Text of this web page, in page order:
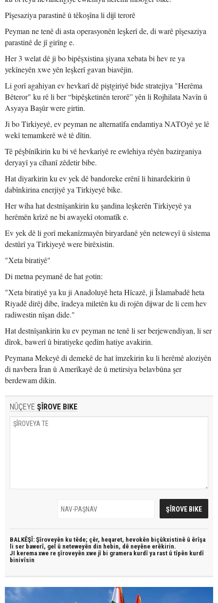
Pîşesaziya parastinê û têkoşîna li dijî terorê
Peyman ne tenê di asta operasyonên leşkerî de, di warê pîşesaziya
parastinê de jî girîng e.
Her 3 welat dê ji bo bipêşxistina şiyana xebata bi hev re ya
yekîneyên xwe yên leşkerî gavan biavêjin.
Li gorî agahiyan ev hevkarî dê piştgiriyê bide stratejiya "Herêma
Bêteror" ku rê li ber “bipêşketinên terorê” yên li Rojhilata Navîn û
Asyaya Başûr were girtin.
Ji bo Tirkiyeyê, ev peyman ne alternatîfa endamtiya NATOyê ye lê
wekî temamkerê wê tê dîtin.
Tê pêşbînîkirin ku bi vê hevkariyê re ewlehiya rêyên bazirganiya
deryayî ya cîhanî zêdetir bibe.
Hat diyarkirin ku ev yek dê bandoreke erênî li hinardekirin û
dabînkirina enerjiyê ya Tirkiyeyê bike.
Her wiha hat destnîşankirin ku şandina leşkerên Tirkiyeyê ya
herêmên krîzê ne bi awayekî otomatîk e.
Ev yek dê li gorî mekanîzmayên biryardanê yên neteweyî û sîstema
destûrî ya Tirkiyeyê were birêxistin.
"Xeta biratiyê"
Di metna peymanê de hat gotin:
"Xeta biratiyê ya ku ji Anadoluyê heta Hîcazê, ji Îslamabadê heta
Riyadê dirêj dibe, îradeya miletên ku di rojên dijwar de li cem hev
radiwestin nîşan dide."
Hat destnîşankirin ku ev peyman ne tenê li ser berjewendiyan, li ser
dîrok, bawerî û biratiyeke qedîm hatiye avakirin.
Peymana Mekeyê di demekê de hat îmzekirin ku li herêmê aloziyên
di navbera Îran û Amerîkayê de û metirsiya belavbûna şer
berdewam dikin.
NÛÇEYE ŞÎROVE BIKE
BALKÊŞÎ: Şîroveyên ku têde; çêr, heqaret, hevokên biçûkxistinê û êrîşa
li ser bawerî, gel û neteweyên din hebin, dê neyêne erêkirin.
JI kerema xwe re şîroveyên xwe jî bi gramera kurdî ya rast û tîpên kurdî
binivîsin